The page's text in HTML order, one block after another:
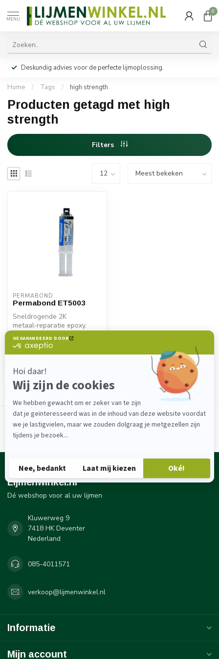
MENU
0
Deskundig advies voor de perfecte lijmoplossing.
Home / Tags / high strength
Producten getagd met high
strength
Filters
PERMABOND
Permabond ET5003
Sneldrogende 2K
metaal‑reparatie epoxy.
Permabond ET5003 biedt
hoge sterkte, sne...
€15,40
Backorder
Toon1- 1van 1
Lijmenwinkel.nl
Dé webshop voor al uw lijmen
Kluwerweg 9
7418 HK Deventer
Nederland
085-4011571
verkoop@lijmenwinkel.nl
Informatie
Mijn account